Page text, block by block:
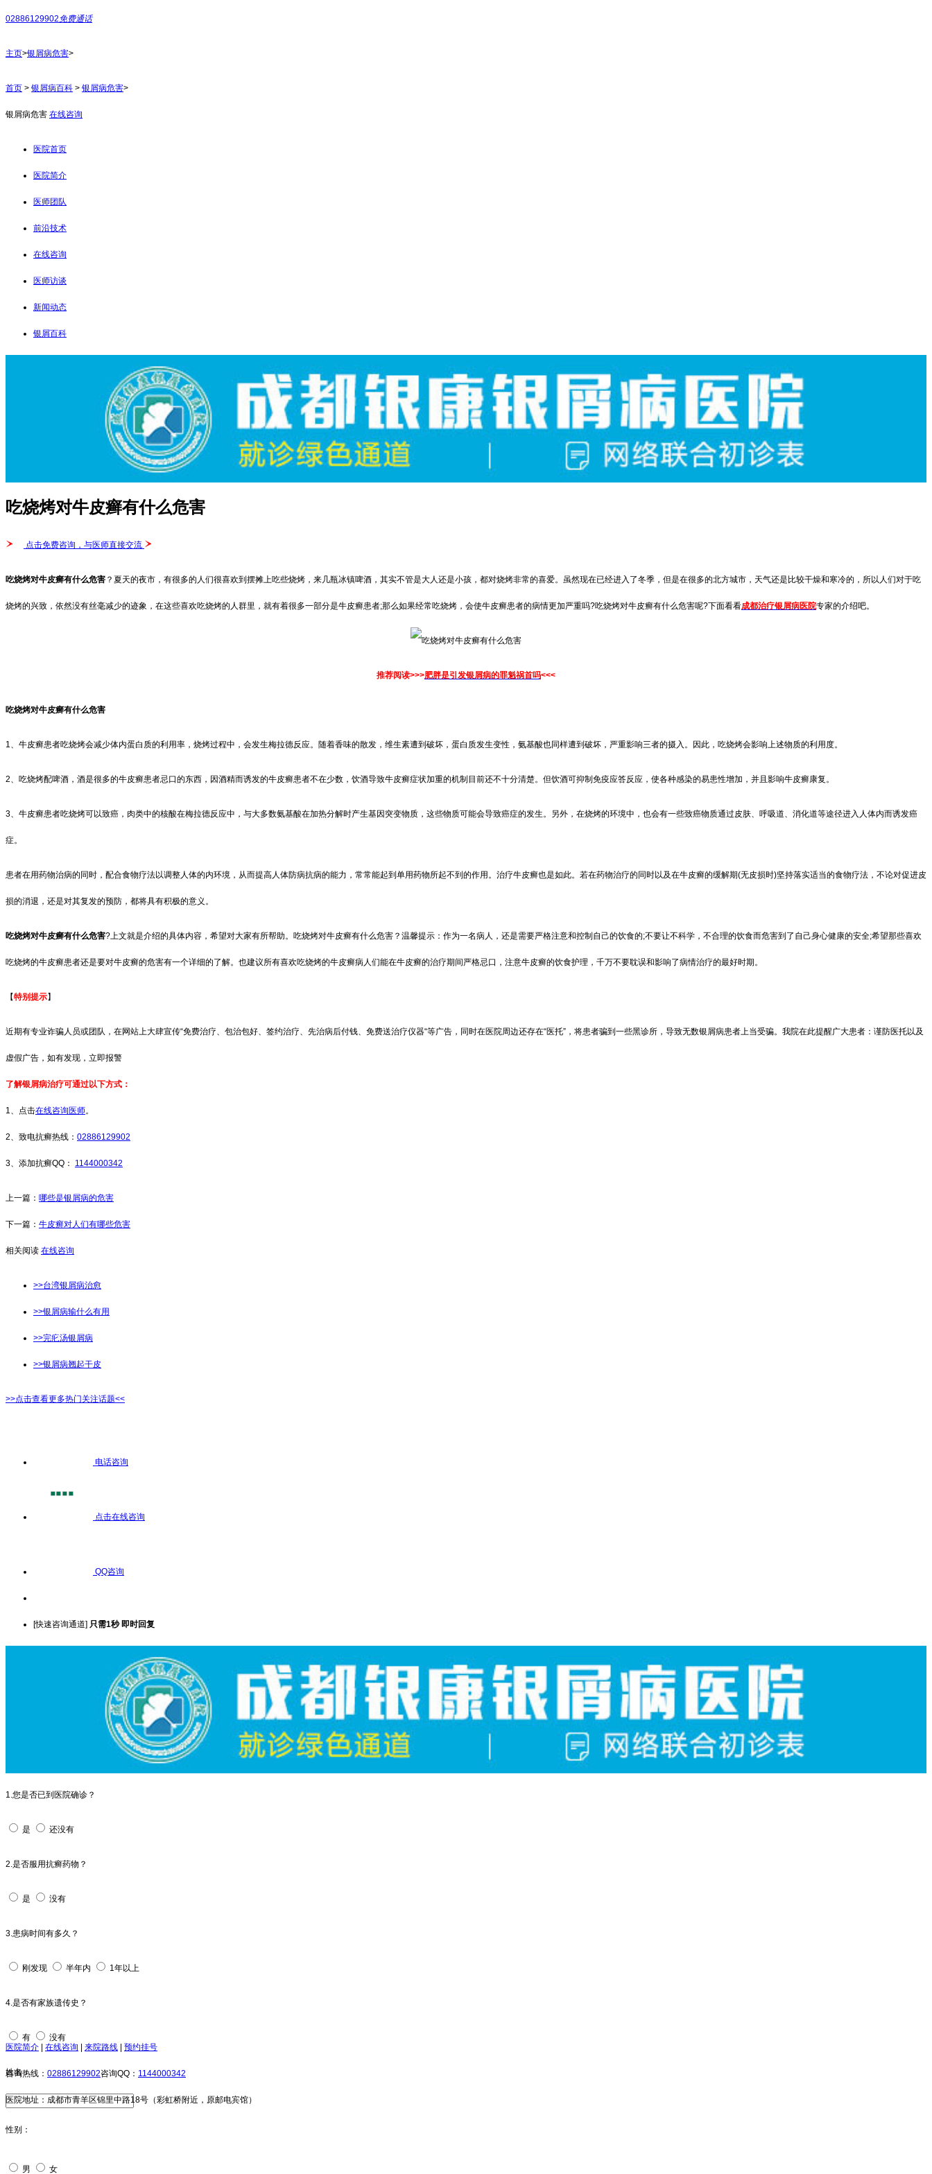
02886129902 免费通话
主页>银屑病危害>
首页 > 银屑病百科 > 银屑病危害>
银屑病危害 在线咨询
医院首页
医院简介
医师团队
前沿技术
在线咨询
医师访谈
新闻动态
银屑百科
吃烧烤对牛皮癣有什么危害
点击免费咨询，与医师直接交流
吃烧烤对牛皮癣有什么危害 ？夏天的夜市，有很多的人们很喜欢到摆摊上吃些烧烤，来几瓶冰镇啤酒，其实不管是大人还是小孩，都对烧烤非常的喜爱。虽然现在已经进入了冬季，但是在很多的北方城市，天气还是比较干燥和寒冷的，所以人们对于吃
烧烤的兴致，依然没有丝毫减少的迹象，在这些喜欢吃烧烤的人群里，就有着很多一部分是牛皮癣患者;那么如果经常吃烧烤，会使牛皮癣患者的病情更加严重吗?吃烧烤对牛皮癣有什么危害呢?下面看看成都治疗银屑病医院专家的介绍吧。
推荐阅读>>>肥胖是引发银屑病的罪魁祸首吗<<<
吃烧烤对牛皮癣有什么危害
1、牛皮癣患者吃烧烤会减少体内蛋白质的利用率，烧烤过程中，会发生梅拉德反应。随着香味的散发，维生素遭到破坏，蛋白质发生变性，氨基酸也同样遭到破坏，严重影响三者的摄入。因此，吃烧烤会影响上述物质的利用度。
2、吃烧烤配啤酒，酒是很多的牛皮癣患者忌口的东西，因酒精而诱发的牛皮癣患者不在少数，饮酒导致牛皮癣症状加重的机制目前还不十分清楚。但饮酒可抑制免疫应答反应，使各种感染的易患性增加，并且影响牛皮癣康复。
3、牛皮癣患者吃烧烤可以致癌，肉类中的核酸在梅拉德反应中，与大多数氨基酸在加热分解时产生基因突变物质，这些物质可能会导致癌症的发生。另外，在烧烤的环境中，也会有一些致癌物质通过皮肤、呼吸道、消化道等途径进入人体内而诱发癌
症。
患者在用药物治病的同时，配合食物疗法以调整人体的内环境，从而提高人体防病抗病的能力，常常能起到单用药物所起不到的作用。治疗牛皮癣也是如此。若在药物治疗的同时以及在牛皮癣的缓解期(无皮损时)坚持落实适当的食物疗法，不论对促进皮
损的消退，还是对其复发的预防，都将具有积极的意义。
吃烧烤对牛皮癣有什么危害?上文就是介绍的具体内容，希望对大家有所帮助。吃烧烤对牛皮癣有什么危害？温馨提示：作为一名病人，还是需要严格注意和控制自己的饮食的;不要让不科学，不合理的饮食而危害到了自己身心健康的安全;希望那些喜欢
吃烧烤的牛皮癣患者还是要对牛皮癣的危害有一个详细的了解。也建议所有喜欢吃烧烤的牛皮癣病人们能在牛皮癣的治疗期间严格忌口，注意牛皮癣的饮食护理，千万不要耽误和影响了病情治疗的最好时期。
【特别提示】
近期有专业诈骗人员或团队，在网站上大肆宣传“免费治疗、包治包好、签约治疗、先治病后付钱、免费送治疗仪器“等广告，同时在医院周边还存在“医托”，将患者骗到一些黑诊所，导致无数银屑病患者上当受骗。我院在此提醒广大患者：谨防医托以及
虚假广告，如有发现，立即报警
了解银屑病治疗可通过以下方式：
1、点击在线咨询医师。
2、致电抗癣热线： 02886129902
3、添加抗癣QQ： 1144000342
上一篇： 哪些是银屑病的危害
下一篇： 牛皮癣对人们有哪些危害
相关阅读 在线咨询
>>台湾银屑病治愈
>>银屑病输什么有用
>>完疕汤银屑病
>>银屑病翘起干皮
>>点击查看更多热门关注话题<<
电话咨询
点击在线咨询
QQ咨询
[快速咨询通道] 只需1秒 即时回复
1.您是否已到医院确诊？
是 还没有
2.是否服用抗癣药物？
是 没有
3.患病时间有多久？
刚发现 半年内 1年以上
4.是否有家族遗传史？
有 没有
姓名：
性别：
男 女
医院简介 | 在线咨询 | 来院路线 | 预约挂号
咨询热线： 02886129902咨询QQ： 1144000342
医院地址：成都市青羊区锦里中路18号（彩虹桥附近，原邮电宾馆）